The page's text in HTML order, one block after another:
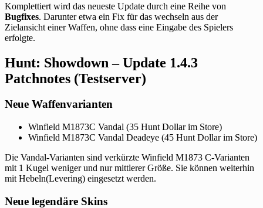
Komplettiert wird das neueste Update durch eine Reihe von
Bugfixes. Darunter etwa ein Fix für das wechseln aus der
Zielansicht einer Waffen, ohne dass eine Eingabe des Spielers
erfolgte.
Hunt: Showdown – Update 1.4.3
Patchnotes (Testserver)
Neue Waffenvarianten
Winfield M1873C Vandal (35 Hunt Dollar im Store)
Winfield M1873C Vandal Deadeye (45 Hunt Dollar im Store)
Die Vandal-Varianten sind verkürzte Winfield M1873 C-Varianten
mit 1 Kugel weniger und nur mittlerer Größe. Sie können weiterhin
mit Hebeln(Levering) eingesetzt werden.
Neue legendäre Skins